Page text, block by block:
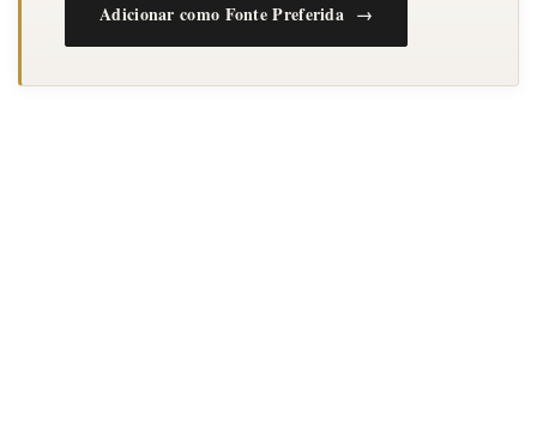
Adicionar como Fonte Preferida →